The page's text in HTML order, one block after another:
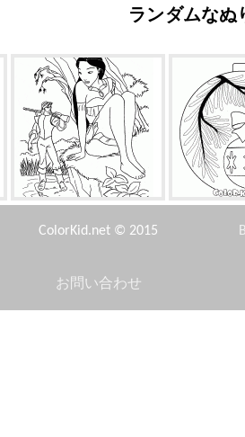
ランダムなぬ
ジョン・スミスとポカホンタ
ボー
ColorKid.net © 2015
お問い合わせ